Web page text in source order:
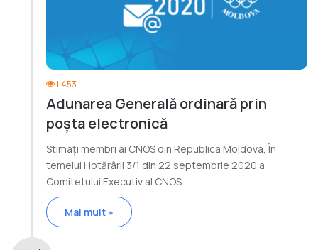
1.453
Adunarea Generală ordinară prin
poșta electronică
Stimați membri ai CNOS din Republica Moldova, În
temeiul Hotărârii 3/1 din 22 septembrie 2020 a
Comitetului Executiv al CNOS…
Mai mult »